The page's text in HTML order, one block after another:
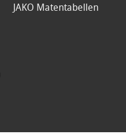
JAKO Matentabellen